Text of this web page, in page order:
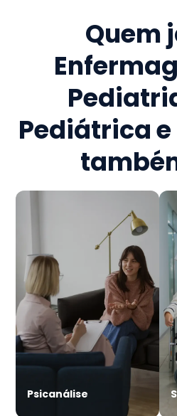
Quem
Pediátrica
Psicanálise